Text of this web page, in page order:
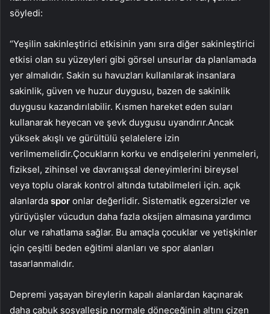
söyledi:
“Yeşilin sakinleştirici etkisinin yanı sıra diğer sakinleştirici
etkisi olan su yüzeyleri gibi görsel unsurlar da planlamada
yer almalıdır. Sakin su havuzları kullanılarak insanlara
sakinlik, güven ve huzur duygusu, bazen de sakinlik
duygusu kazandırılabilir. Kısmen hareket eden suları
kullanarak heyecan ve şevk duygusu uyandırır.Ancak
yüksek akışlı ve gürültülü şelalelere izin
verilmemelidir.Çocukların korku ve endişelerini yenmeleri,
fiziksel, zihinsel ve davranışsal deneyimlerini bireysel
veya toplu olarak kontrol altında tutabilmeleri için. açık
alanlarda spor onlar değerlidir. Sistematik egzersizler ve
yürüyüşler vücudun daha fazla oksijen almasına yardımcı
olur ve rahatlama sağlar. Bu amaçla çocuklar ve yetişkinler
için çeşitli beden eğitimi alanları ve spor alanları
tasarlanmalıdır.
Depremi yaşayan bireylerin kapalı alanlardan kaçınarak
daha çabuk sosyalleşip normale döneceğinin altını çizen